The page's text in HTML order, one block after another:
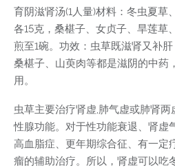
育阴滋肾汤(1人量)材料：冬虫夏草
各15克，桑椹子、女贞子、旱莲草
煎至1碗。功效：虫草既滋肾又补肝
桑椹子、山萸肉等都是滋阴的中药
用。
虫草主要治疗肾虚,肺气虚或肺肾
性腺功能。对于性功能衰退、肾虚
高血脂症、更年期综合征、有一定
瘤的辅助治疗。所以，肾虚可以吃